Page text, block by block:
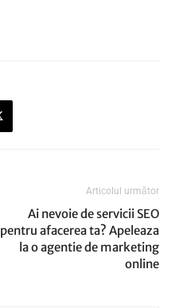
Articolul următor
Ai nevoie de servicii SEO
pentru afacerea ta? Apeleaza
la o agentie de marketing
online